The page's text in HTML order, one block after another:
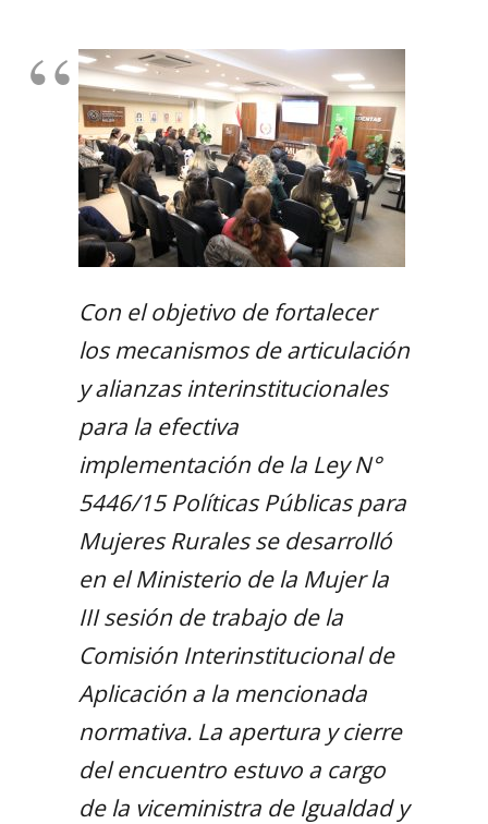
Con el objetivo de fortalecer
los mecanismos de articulación
y alianzas interinstitucionales
para la efectiva
implementación de la Ley N°
5446/15 Políticas Públicas para
Mujeres Rurales se desarrolló
en el Ministerio de la Mujer la
III sesión de trabajo de la
Comisión Interinstitucional de
Aplicación a la mencionada
normativa. La apertura y cierre
del encuentro estuvo a cargo
de la viceministra de Igualdad y